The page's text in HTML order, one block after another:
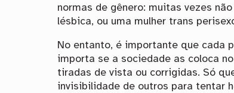
normas de gênero: muitas vezes
lésbica, ou uma mulher trans
No entanto, é importante que cada
importa se a sociedade as coloca
tiradas de vista ou corrigidas. Só
invisibilidade de outros para tentar